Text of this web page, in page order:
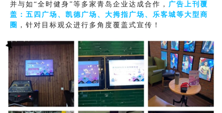
并与如“全时健身”等多家青岛企业达成合作， 广告上刊覆
盖：五四广场、凯德广场、大拇指广场、乐客城等大型商
圈
，针对目标观众进行多角度覆盖式宣传！